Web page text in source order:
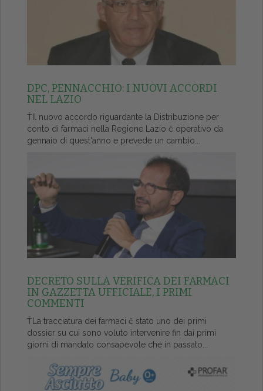
DPC, PENNACCHIO: I NUOVI ACCORDI
NEL LAZIO
ŤIl nuovo accordo riguardante la Distribuzione per
conto di farmaci nella Regione Lazio č operativo da
gennaio di quest'anno e prevede un cambio...
DECRETO SULLA VERIFICA DEI FARMACI
IN GAZZETTA UFFICIALE, I PRIMI
COMMENTI
ŤLa tracciatura dei farmaci č stato uno dei primi
dossier su cui sono voluto intervenire fin dai primi
giorni di mandato consapevole che in passato...